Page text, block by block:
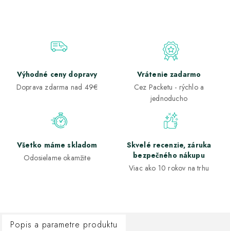
Výhodné ceny dopravy
Doprava zdarma nad 49€
Vrátenie zadarmo
Cez Packetu - rýchlo a
jednoducho
Všetko máme skladom
Odosielame okamžite
Skvelé recenzie, záruka
bezpečného nákupu
Viac ako 10 rokov na trhu
Popis a parametre produktu